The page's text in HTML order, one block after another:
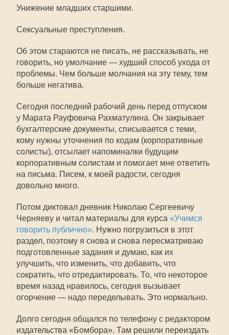
Унижение младших старшими.
Сексуальные преступления.
Об этом стараются не писать, не рассказывать, не
говорить, но умолчание — худший способ ухода от
проблемы. Чем больше молчания на эту тему, тем
больше негатива.
Сегодня последний рабочий день перед отпуском
у Марата Рауфовича Рахматулина. Он закрывает
бухгалтерские документы, списывается с теми,
кому нужны уточнения по кодам (корпоративные
солисты), отсылает напоминалки будущим
корпоративным солистам и помогает мне ответить
на письма. Писем, к моей радости, сегодня
довольно много.
Потом диктовал дневник Николаю Сергеевичу
Черняеву и читал материалы для курса «Учимся
говорить публично». Нужно погрузиться в этот
раздел, поэтому я снова и снова пересматриваю
подготовленные задания и думаю, как их
улучшить, что изменить, что добавить, что
сократить, что отредактировать. То, что некоторое
время назад нравилось, сегодня вызывает
огорчение — надо переделывать. Это нормально.
Долго сегодня общался по телефону с редактором
издательства «Бомбора». Там решили переиздать